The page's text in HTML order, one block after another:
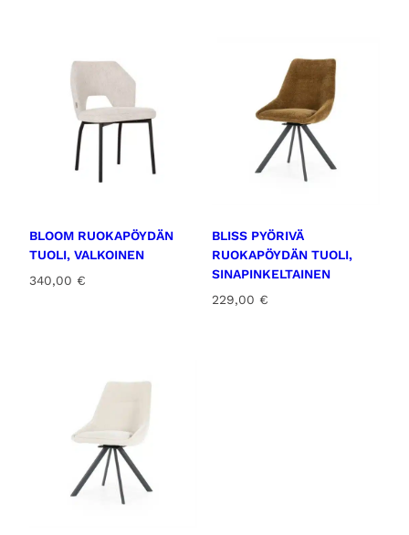
BLOOM RUOKAPÖYDÄN
TUOLI, VALKOINEN
340,00 €
BLISS PYÖRIVÄ
RUOKAPÖYDÄN TUOLI,
SINAPINKELTAINEN
229,00 €